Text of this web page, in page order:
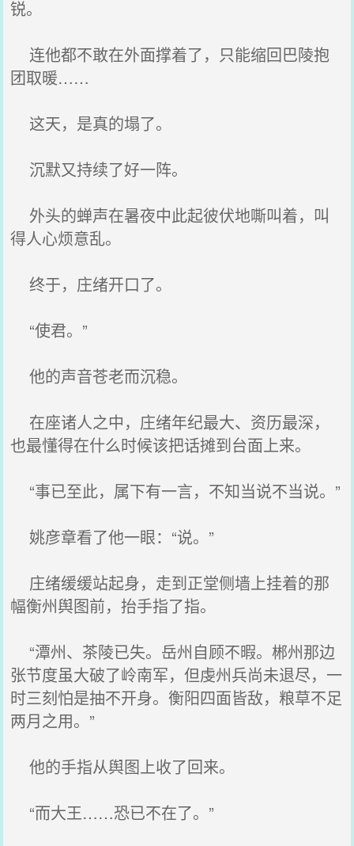
锐。
连他都不敢在外面撑着了，只能缩回巴陵抱
团取暖……
这天，是真的塌了。
沉默又持续了好一阵。
外头的蝉声在暑夜中此起彼伏地嘶叫着，叫
得人心烦意乱。
终于，庄绪开口了。
“使君。”
他的声音苍老而沉稳。
在座诸人之中，庄绪年纪最大、资历最深，
也最懂得在什么时候该把话摊到台面上来。
“事已至此，属下有一言，不知当说不当说。”
姚彦章看了他一眼：“说。”
庄绪缓缓站起身，走到正堂侧墙上挂着的那
幅衡州舆图前，抬手指了指。
“潭州、茶陵已失。岳州自顾不暇。郴州那边
张节度虽大破了岭南军，但虔州兵尚未退尽，一
时三刻怕是抽不开身。衡阳四面皆敌，粮草不足
两月之用。”
他的手指从舆图上收了回来。
“而大王……恐已不在了。”